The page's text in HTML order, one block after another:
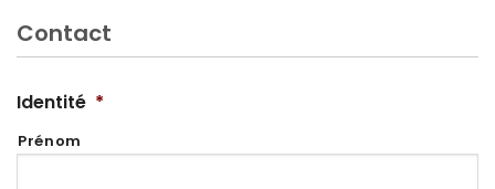
Contact
Identité *
Prénom